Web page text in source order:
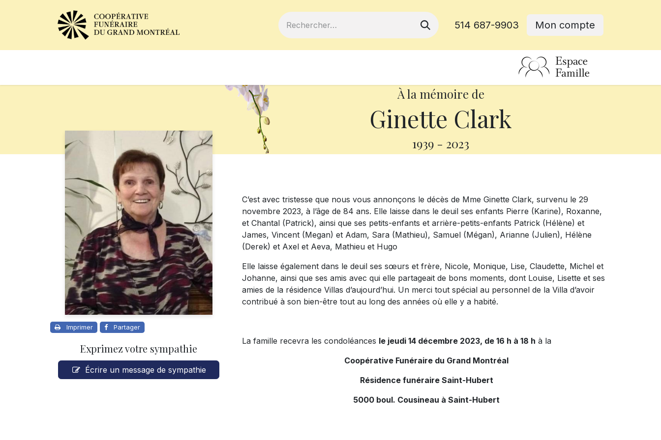
514 687-9903 Mon compte
À la mémoire de
Ginette Clark
1939 - 2023
Imprimer Partager
Exprimez votre sympathie
Écrire un message de sympathie
C’est avec tristesse que nous vous annonçons le décès de Mme Ginette Clark, survenu le 29
novembre 2023, à l’âge de 84 ans. Elle laisse dans le deuil ses enfants Pierre (Karine), Roxanne,
et Chantal (Patrick), ainsi que ses petits-enfants et arrière-petits-enfants Patrick (Hélène) et
James, Vincent (Megan) et Adam, Sara (Mathieu), Samuel (Mégan), Arianne (Julien), Hélène
(Derek) et Axel et Aeva, Mathieu et Hugo
Elle laisse également dans le deuil ses sœurs et frère, Nicole, Monique, Lise, Claudette, Michel et
Johanne, ainsi que ses amis avec qui elle partageait de bons moments, dont Louise, Lisette et ses
amies de la résidence Villas d’aujourd’hui. Un merci tout spécial au personnel de la Villa d’avoir
contribué à son bien-être tout au long des années où elle y a habité.
La famille recevra les condoléances le jeudi 14 décembre 2023, de 16 h à 18 h à la
Coopérative Funéraire du Grand Montréal
Résidence funéraire Saint-Hubert
5000 boul. Cousineau à Saint-Hubert